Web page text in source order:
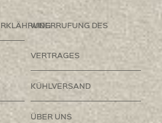
WIDERRUFUNG DES
VERTRAGES
KÜHLVERSAND
ÜBER UNS